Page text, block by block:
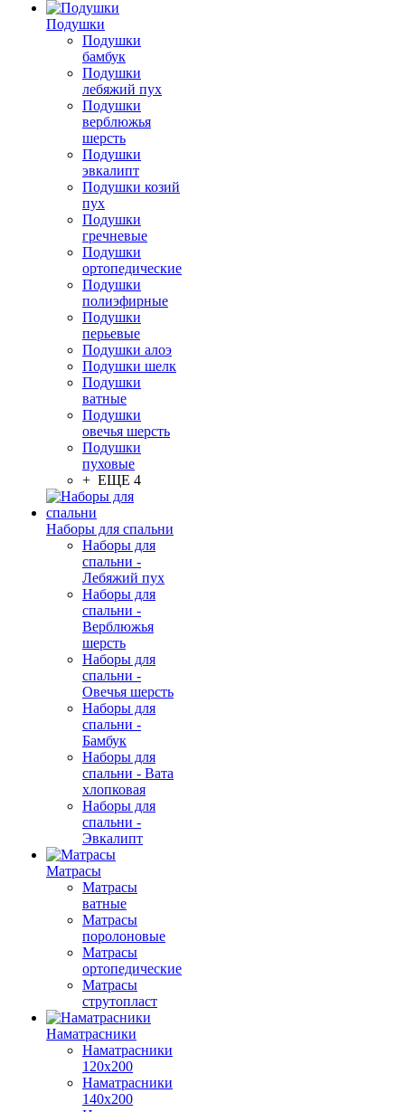
Подушки
Подушки
бамбук
Подушки
лебяжий пух
Подушки
верблюжья
шерсть
Подушки
эвкалипт
Подушки козий
пух
Подушки
гречневые
Подушки
ортопедические
Подушки
полиэфирные
Подушки
перьевые
Подушки алоэ
Подушки шелк
Подушки
ватные
Подушки
овечья шерсть
Подушки
пуховые
+ ЕЩЕ 4
Наборы для спальни
Наборы для
спальни -
Лебяжий пух
Наборы для
спальни -
Верблюжья
шерсть
Наборы для
спальни -
Овечья шерсть
Наборы для
спальни -
Бамбук
Наборы для
спальни - Вата
хлопковая
Наборы для
спальни -
Эвкалипт
Матрасы
Матрасы
ватные
Матрасы
поролоновые
Матрасы
ортопедические
Матрасы
струтопласт
Наматрасники
Наматрасники
120х200
Наматрасники
140х200